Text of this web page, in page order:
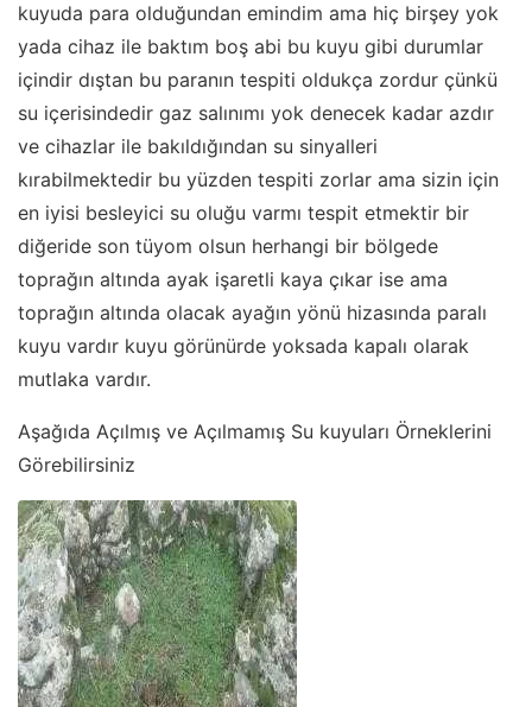
kuyuda para olduğundan emindim ama hiç birşey yok
yada cihaz ile baktım boş abi bu kuyu gibi durumlar
içindir dıştan bu paranın tespiti oldukça zordur çünkü
su içerisindedir gaz salınımı yok denecek kadar azdır
ve cihazlar ile bakıldığından su sinyalleri
kırabilmektedir bu yüzden tespiti zorlar ama sizin için
en iyisi besleyici su oluğu varmı tespit etmektir bir
diğeride son tüyom olsun herhangi bir bölgede
toprağın altında ayak işaretli kaya çıkar ise ama
toprağın altında olacak ayağın yönü hizasında paralı
kuyu vardır kuyu görünürde yoksada kapalı olarak
mutlaka vardır.
Aşağıda Açılmış ve Açılmamış Su kuyuları Örneklerini
Görebilirsiniz